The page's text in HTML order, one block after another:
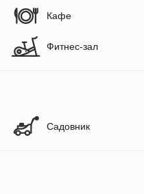
Кафе
Фитнес-зал
Садовник